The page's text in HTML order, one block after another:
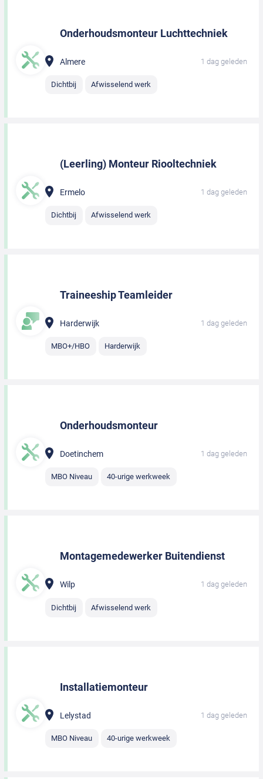
Onderhoudsmonteur Luchttechniek
Almere 1 dag geleden
Dichtbij Afwisselend werk
(Leerling) Monteur Riooltechniek
Ermelo 1 dag geleden
Dichtbij Afwisselend werk
Traineeship Teamleider
Harderwijk 1 dag geleden
MBO+/HBO Harderwijk
Onderhoudsmonteur
Doetinchem 1 dag geleden
MBO Niveau 40-urige werkweek
Montagemedewerker Buitendienst
Wilp 1 dag geleden
Dichtbij Afwisselend werk
Installatiemonteur
Lelystad 1 dag geleden
MBO Niveau 40-urige werkweek